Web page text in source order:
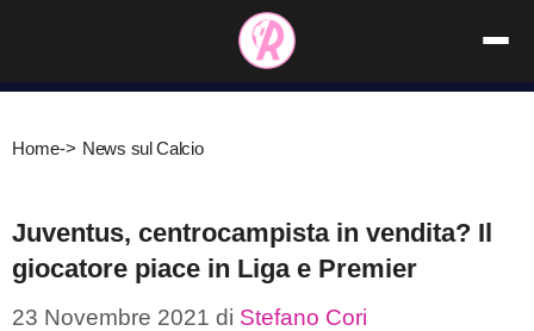
contenuto
Home-> News sul Calcio
Juventus, centrocampista in vendita? Il
giocatore piace in Liga e Premier
23 Novembre 2021 di Stefano Cori